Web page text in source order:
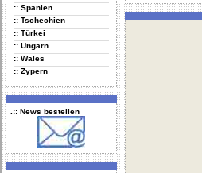
:: Spanien
:: Tschechien
:: Türkei
:: Ungarn
:: Wales
:: Zypern
.:: News bestellen